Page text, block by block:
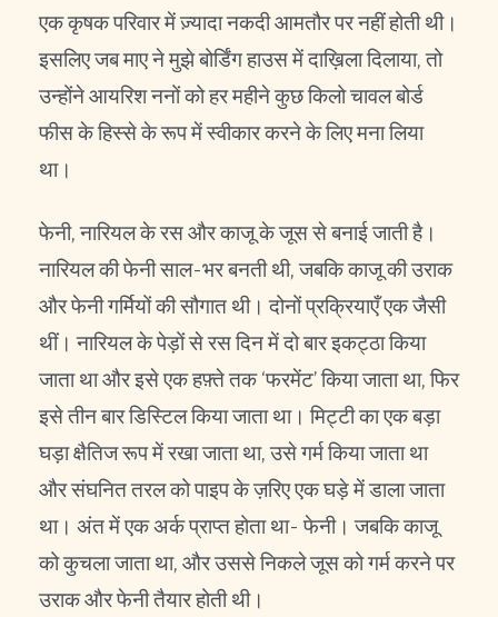
एक कृषक परिवार में ज़्यादा नकदी आमतौर पर नहीं होती थी।
इसलिए जब माए ने मुझे बोर्डिंग हाउस में दाख़िला दिलाया, तो
उन्होंने आयरिश ननों को हर महीने कुछ किलो चावल बोर्ड
फीस के हिस्से के रूप में स्वीकार करने के लिए मना लिया
था।
फेनी, नारियल के रस और काजू के जूस से बनाई जाती है।
नारियल की फेनी साल-भर बनती थी, जबकि काजू की उराक
और फेनी गर्मियों की सौगात थी। दोनों प्रक्रियाएँ एक जैसी
थीं। नारियल के पेड़ों से रस दिन में दो बार इकट्ठा किया
जाता था और इसे एक हफ़्ते तक ‘फरमेंट’ किया जाता था, फिर
इसे तीन बार डिस्टिल किया जाता था। मिट्टी का एक बड़ा
घड़ा क्षैतिज रूप में रखा जाता था, उसे गर्म किया जाता था
और संघनित तरल को पाइप के ज़रिए एक घड़े में डाला जाता
था। अंत में एक अर्क प्राप्त होता था- फेनी। जबकि काजू
को कुचला जाता था, और उससे निकले जूस को गर्म करने पर
उराक और फेनी तैयार होती थी।